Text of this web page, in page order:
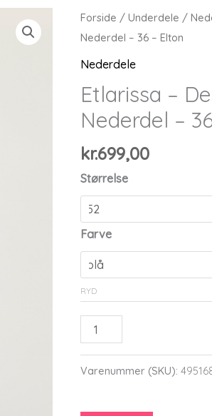
Forside /Underdele /
Nederdel – 36 – Elton
Nederdele
Etlarissa –
Nederdel –
kr.699,00
Størrelse
Farve
RYD
Etlarissa
-
Denim
Varenummer (SKU):